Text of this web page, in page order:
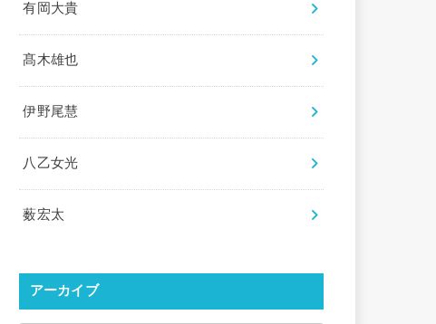
有岡大貴
髙木雄也
伊野尾慧
八乙女光
薮宏太
アーカイブ